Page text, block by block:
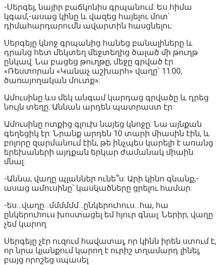
-Սերգեյ, նայիր բաճկոնիս գրպանում: Ես հիմա
կգամ,-ասաց կինը և վազեց հայելու մոտ՝
դիմահարդարումն ավարտին հասցնելու:
Սերգեյը կնոջ գրպանից հանեց բանալիները և
դրանց հետ մեկտեղ մեջտեղից ծալած մի թուղթ
ընկավ: Նա բացեց թուղթը, մեջը գրված էր.
«Ռեստորան «Կանաչ աշխարհ» վաղը՝ 11:00,
ծառայողական մուտք»:
Ամուսինը ևս մեկ անգամ կարդաց գրվածը և դրեց
նույն տեղը: Աննան արդեն պատրաստ էր:
Ամուսինը ոտքից գլուխ նայեց կնոջը: Նա այնքան
գեղեցիկ էր: Նրանք արդեն 10 տարի միասին էին, և
բոլորը զարմանում էին, թե ինչպես կարելի է առանց
երեխաների այդքան երկար ժամանակ միաին
մնալ:
-Աննա, վաղը պլաններ ունե՞ս: Արի կինո գնանք,-
ասաց ամուսինը՝ կասկածները ցրելու համար:
-ես…վաղը…մմմմմմ…ընկերուհուս…հա, հա
ընկերուհուս խոստացել եմ հյուր գնալ: Ներիր, վաղը
չեմ կարող:
Սերգեյը չէր ուզում հավատալ, որ կինն իրեն ստում է,
որ նրա կյանքում կարող է ուրիշ տղամարդ լինել,
բայց որոշեց սպասել: